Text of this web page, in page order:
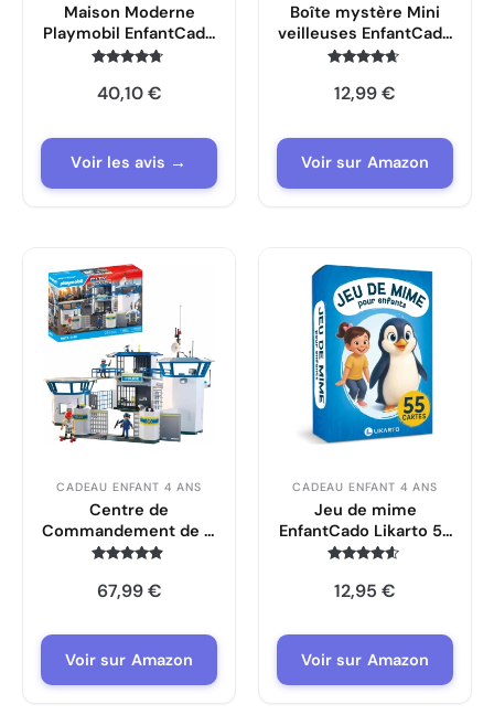
Maison Moderne
Playmobil EnfantCado
Superset Aire de Jeux
4.6
sur 5
40,10€
Voir les avis →
Boîte mystère Mini
veilleuses EnfantCado
EGGY’S Mystery
4.5
sur 5
12,99€
Voir sur Amazon
CADEAU ENFANT 4 ANS
Centre de
Commandement de la
Police Playmobil
Figurines et
4.7
sur 5
67,99€
Voir sur Amazon
CADEAU ENFANT 4 ANS
Jeu de mime
EnfantCado Likarto 55
cartes dès 4 ans
4.4
sur 5
12,95 €
Voir sur Amazon